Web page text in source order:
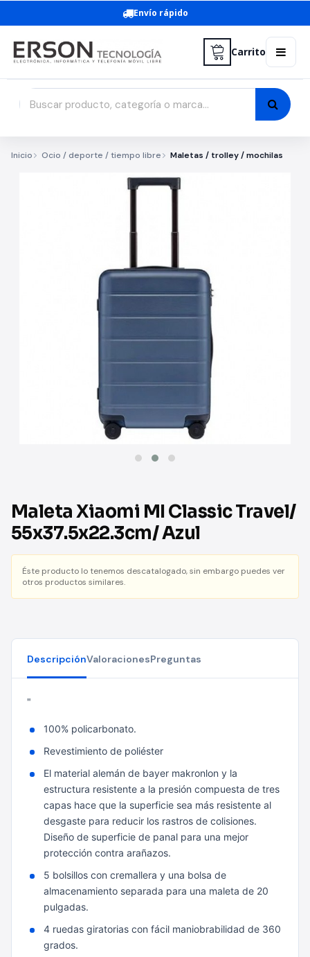
Envío rápido
Carrito
Inicio Ocio / deporte / tiempo libre Maletas / trolley / mochilas
Maleta Xiaomi MI Classic Travel/
55x37.5x22.3cm/ Azul
Éste producto lo tenemos descatalogado, sin embargo puedes ver
otros productos similares.
DescripciónValoracionesPreguntas
"
100% policarbonato.
Revestimiento de poliéster
El material alemán de bayer makronlon y la
estructura resistente a la presión compuesta de tres
capas hace que la superficie sea más resistente al
desgaste para reducir los rastros de colisiones.
Diseño de superficie de panal para una mejor
protección contra arañazos.
5 bolsillos con cremallera y una bolsa de
almacenamiento separada para una maleta de 20
pulgadas.
4 ruedas giratorias con fácil maniobrabilidad de 360
​​grados.